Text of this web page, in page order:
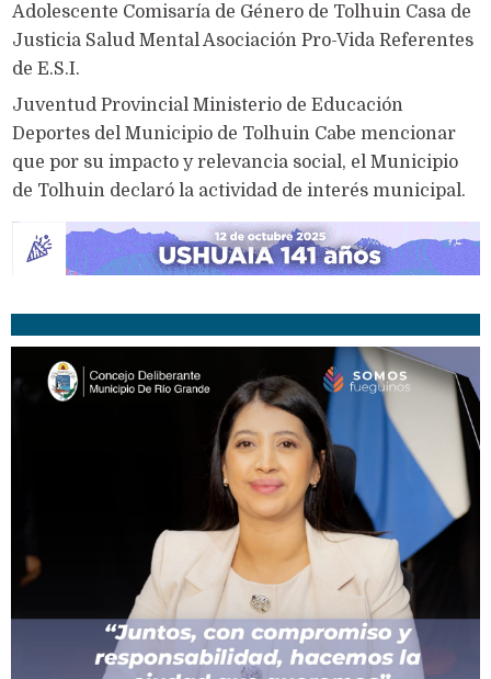
Adolescente Comisaría de Género de Tolhuin Casa de
Justicia Salud Mental Asociación Pro-Vida Referentes
de E.S.I.
Juventud Provincial Ministerio de Educación
Deportes del Municipio de Tolhuin Cabe mencionar
que por su impacto y relevancia social, el Municipio
de Tolhuin declaró la actividad de interés municipal.